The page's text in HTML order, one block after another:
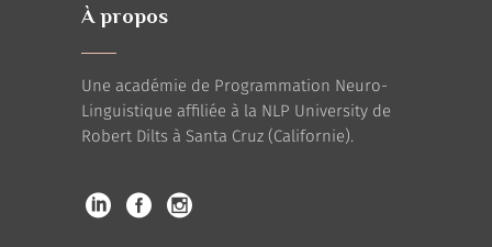
À propos
Une académie de Programmation Neuro-
Linguistique affiliée à la NLP University de
Robert Dilts à Santa Cruz (Californie).